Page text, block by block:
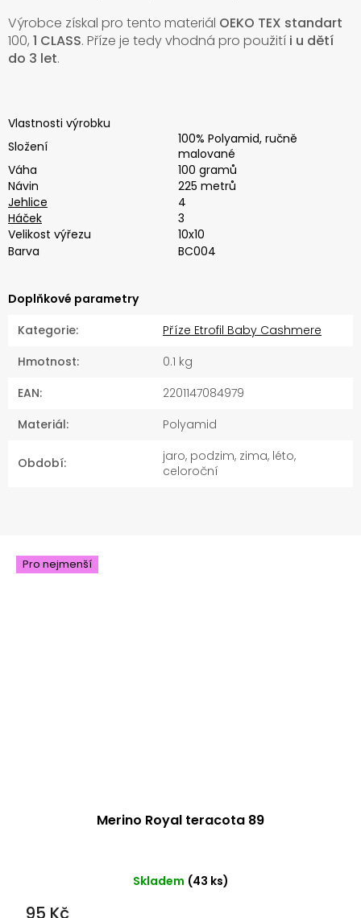
Výrobce získal pro tento materiál OEKO TEX standart
100, 1 CLASS. Příze je tedy vhodná pro použití i u dětí
do 3 let.
Vlastnosti výrobku
Složení
100% Polyamid, ručně
malované
Váha
100 gramů
Návin
225 metrů
Jehlice
4
Háček
3
Velikost výřezu
10x10
Barva
BC004
Doplňkové parametry
Kategorie:
Příze Etrofil Baby Cashmere
Hmotnost:
0.1 kg
EAN:
2201147084979
Materiál: Polyamid
Období:
jaro, podzim, zima, léto,
celoroční
Pro nejmenší
Merino Royal teracota 89
Skladem (43 ks)
95 Kč